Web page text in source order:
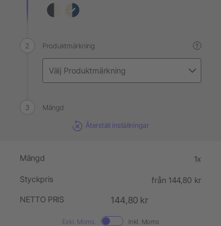
Produktmärkning ?
Mängd
Återställ inställningar
Mängd 1x
Styckpris
från 144,80 kr
NETTO PRIS
144,80 kr
Exkl. Moms. Inkl. Moms